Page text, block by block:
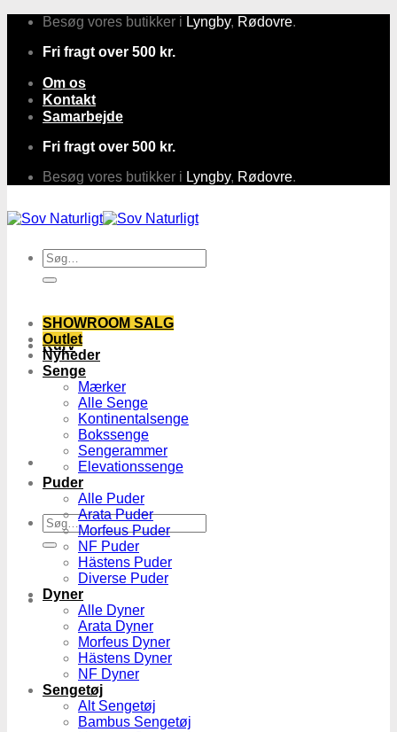
Fortsæt
indhold
Besøg vores butikker i Lyngby, Rødovre.
Fri fragt over 500 kr.
Om os
Kontakt
Samarbejde
Fri fragt over 500 kr.
Besøg vores butikker i Lyngby, Rødovre.
Søg
efter:
Kurv
Søg
efter:
SHOWROOM SALG
Outlet
Nyheder
Senge
Mærker
Alle Senge
Kontinentalsenge
Bokssenge
Sengerammer
Elevationssenge
Puder
Alle Puder
Arata Puder
Morfeus Puder
NF Puder
Hästens Puder
Diverse Puder
Dyner
Alle Dyner
Arata Dyner
Morfeus Dyner
Hästens Dyner
NF Dyner
Sengetøj
Alt Sengetøj
Bambus Sengetøj